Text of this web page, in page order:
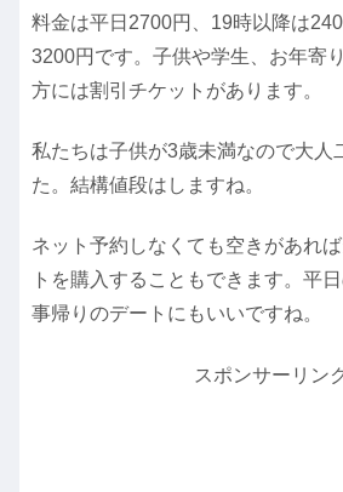
料金は平日2700円、19時以降は
3200円です。子供や学生、お年寄
方には割引チケットがあります。
私たちは子供が3歳未満なので大人
た。結構値段はしますね。
ネット予約しなくても空きがあれ
トを購入することもできます。平
事帰りのデートにもいいですね。
スポンサーリン